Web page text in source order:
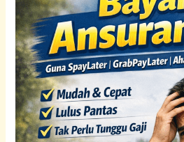
Mazda
Guna
Ansuran:
Mazda
2,
3,
CX-